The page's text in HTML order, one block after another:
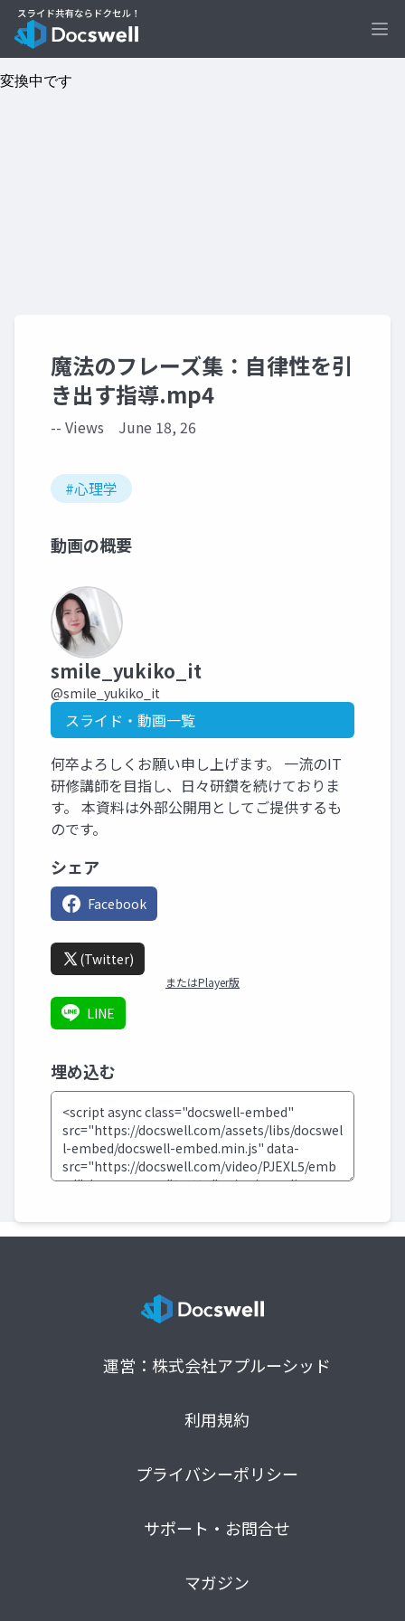
魔法のフレーズ集：自律性を引
き出す指導.mp4
-- Views June 18, 26
#心理学
動画の概要
smile_yukiko_it
@smile_yukiko_it
スライド・動画一覧
何卒よろしくお願い申し上げます。 一流のIT
研修講師を目指し、日々研鑽を続けておりま
す。 本資料は外部公開用としてご提供するも
のです。
シェア
Facebook
(Twitter)
またはPlayer版
LINE
埋め込む
運営：株式会社アプルーシッド
利用規約
プライバシーポリシー
サポート・お問合せ
マガジン